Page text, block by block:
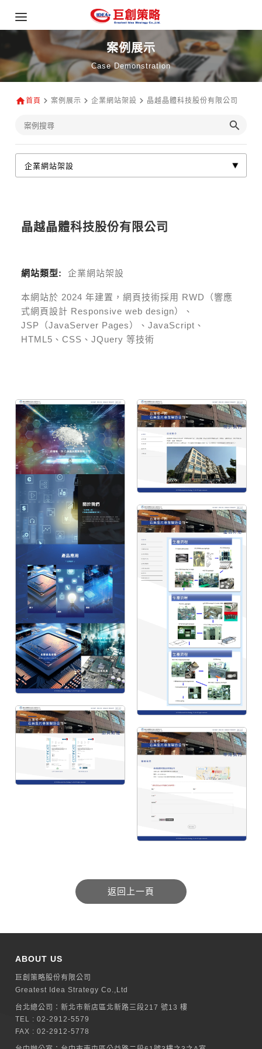
案例展示
Case Demonstration
首頁 案例展示 企業網站架設 晶越晶體科技股份有限公司
晶越晶體科技股份有限公司
網站類型: 企業網站架設
本網站於 2024 年建置，網頁技術採用 RWD（響應
式網頁設計 Responsive web design）、
JSP（JavaServer Pages）、JavaScript、
HTML5、CSS、JQuery 等技術
ABOUT US
巨創策略股份有限公司
Greatest Idea Strategy Co.,Ltd
台北總公司：新北巿新店區北新路三段217 號13 樓
TEL :02-2912-5579
FAX : 02-2912-5778